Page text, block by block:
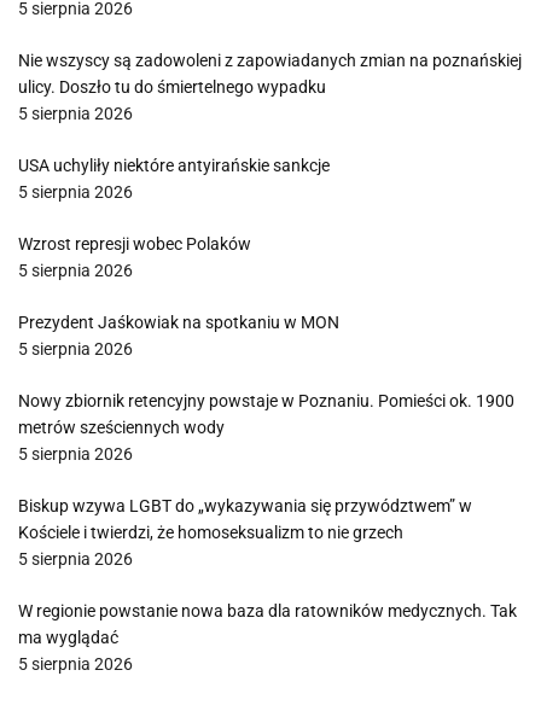
5 sierpnia 2026
Nie wszyscy są zadowoleni z zapowiadanych zmian na poznańskiej
ulicy. Doszło tu do śmiertelnego wypadku
5 sierpnia 2026
USA uchyliły niektóre antyirańskie sankcje
5 sierpnia 2026
Wzrost represji wobec Polaków
5 sierpnia 2026
Prezydent Jaśkowiak na spotkaniu w MON
5 sierpnia 2026
Nowy zbiornik retencyjny powstaje w Poznaniu. Pomieści ok. 1900
metrów sześciennych wody
5 sierpnia 2026
Biskup wzywa LGBT do „wykazywania się przywództwem” w
Kościele i twierdzi, że homoseksualizm to nie grzech
5 sierpnia 2026
W regionie powstanie nowa baza dla ratowników medycznych. Tak
ma wyglądać
5 sierpnia 2026